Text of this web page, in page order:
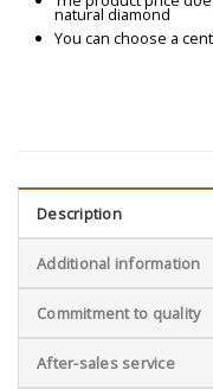
natural diamond
You can choose a
Description
Additional information
Commitment to quality
After-sales service